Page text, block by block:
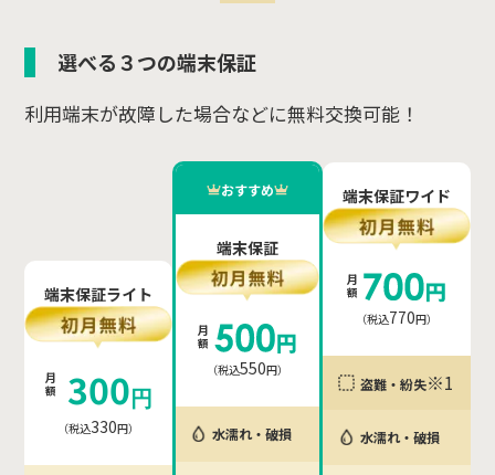
選べる３つの端末保証
利用端末が故障した場合などに無料交換可能！
端末保証ライト
月
額
300 円
（税込330円）
おすすめ
端末保証
月
額
（税込550円）
水濡れ・破損
端末保証ワイド
月
額
（税込770円）
盗難・紛失※1
水濡れ・破損